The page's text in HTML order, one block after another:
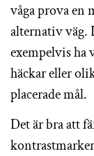
våga prova en
alternativ väg.
exempelvis ha
häckar eller
placerade mål.
Det är bra att